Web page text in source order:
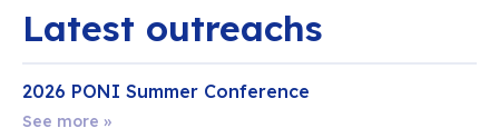
Latest outreachs
2026 PONI Summer Conference
See more »